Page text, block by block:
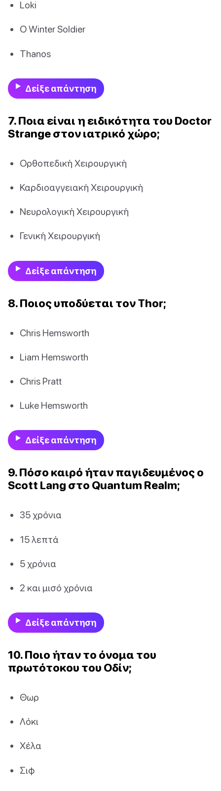
Loki
Ο Winter Soldier
Thanos
Δείξε απάντηση
7. Ποια είναι η ειδικότητα του Doctor
Strange στον ιατρικό χώρο;
Ορθοπεδική Χειρουργική
Καρδιοαγγειακή Χειρουργική
Νευρολογική Χειρουργική
Γενική Χειρουργική
Δείξε απάντηση
8. Ποιος υποδύεται τον Thor;
Chris Hemsworth
Liam Hemsworth
Chris Pratt
Luke Hemsworth
Δείξε απάντηση
9. Πόσο καιρό ήταν παγιδευμένος ο
Scott Lang στο Quantum Realm;
35 χρόνια
15 λεπτά
5 χρόνια
2 και μισό χρόνια
Δείξε απάντηση
10. Ποιο ήταν το όνομα του
πρωτότοκου του Οδίν;
Θωρ
Λόκι
Χέλα
Σιφ